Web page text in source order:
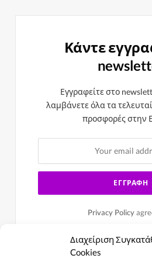
Διαχείριση
Cookies
Κάντε
Εγγραφείτε στο
λαμβάνετε όλα τα
προσφορές στην
Privacy Policy